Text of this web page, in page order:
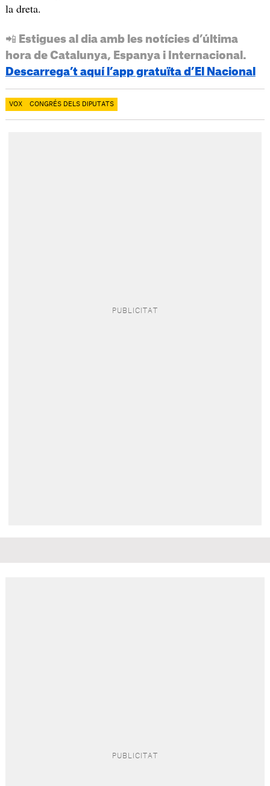
la dreta.
📲 Estigues al dia amb les notícies d’última
hora de Catalunya, Espanya i Internacional.
Descarrega’t aquí l’app gratuïta d’El Nacional
VOX CONGRÉS DELS DIPUTATS